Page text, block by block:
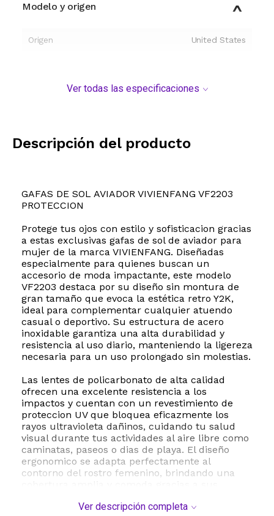
Modelo y origen
Origen United States
Ver todas las especificaciones
Descripción del producto
GAFAS DE SOL AVIADOR VIVIENFANG VF2203
PROTECCION
Protege tus ojos con estilo y sofisticacion gracias
a estas exclusivas gafas de sol de aviador para
mujer de la marca VIVIENFANG. Diseñadas
especialmente para quienes buscan un
accesorio de moda impactante, este modelo
VF2203 destaca por su diseño sin montura de
gran tamaño que evoca la estética retro Y2K,
ideal para complementar cualquier atuendo
casual o deportivo. Su estructura de acero
inoxidable garantiza una alta durabilidad y
resistencia al uso diario, manteniendo la ligereza
necesaria para un uso prolongado sin molestias.
Las lentes de policarbonato de alta calidad
ofrecen una excelente resistencia a los
impactos y cuentan con un revestimiento de
proteccion UV que bloquea eficazmente los
rayos ultravioleta dañinos, cuidando tu salud
visual durante tus actividades al aire libre como
caminatas, paseos o dias de playa. El diseño
ergonomico se adapta perfectamente al
contorno del rostro femenino, brindando una
Ver descripción completa